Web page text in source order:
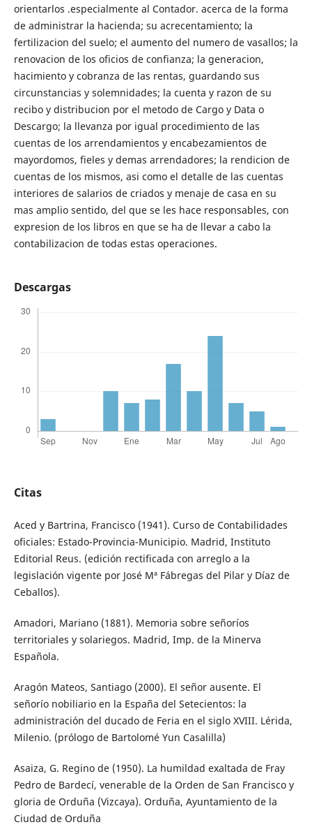
orientarlos .especialmente al Contador. acerca de la forma
de administrar la hacienda; su acrecentamiento; la
fertilizacion del suelo; el aumento del numero de vasallos; la
renovacion de los oficios de confianza; la generacion,
hacimiento y cobranza de las rentas, guardando sus
circunstancias y solemnidades; la cuenta y razon de su
recibo y distribucion por el metodo de Cargo y Data o
Descargo; la llevanza por igual procedimiento de las
cuentas de los arrendamientos y encabezamientos de
mayordomos, fieles y demas arrendadores; la rendicion de
cuentas de los mismos, asi como el detalle de las cuentas
interiores de salarios de criados y menaje de casa en su
mas amplio sentido, del que se les hace responsables, con
expresion de los libros en que se ha de llevar a cabo la
contabilizacion de todas estas operaciones.
Descargas
Citas
Aced y Bartrina, Francisco (1941). Curso de Contabilidades
oficiales: Estado-Provincia-Municipio. Madrid, Instituto
Editorial Reus. (edición rectificada con arreglo a la
legislación vigente por José Mª Fábregas del Pilar y Díaz de
Ceballos).
Amadori, Mariano (1881). Memoria sobre señoríos
territoriales y solariegos. Madrid, Imp. de la Minerva
Española.
Aragón Mateos, Santiago (2000). El señor ausente. El
señorío nobiliario en la España del Setecientos: la
administración del ducado de Feria en el siglo XVIII. Lérida,
Milenio. (prólogo de Bartolomé Yun Casalilla)
Asaiza, G. Regino de (1950). La humildad exaltada de Fray
Pedro de Bardecí, venerable de la Orden de San Francisco y
gloria de Orduña (Vizcaya). Orduña, Ayuntamiento de la
Ciudad de Orduña